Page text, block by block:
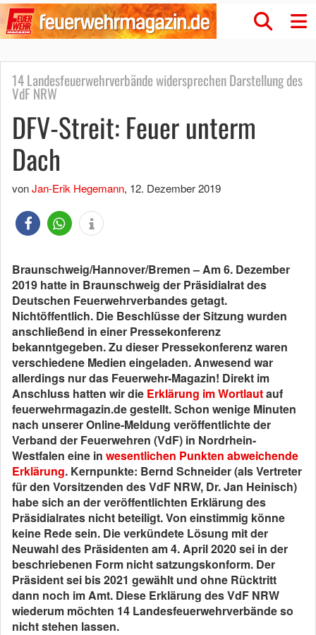
14 Landesfeuerwehrverbände widersprechen Darstellung des
VdF NRW
DFV-Streit: Feuer unterm
Dach
vonJan-Erik Hegemann, 12. Dezember 2019
Braunschweig/Hannover/Bremen – Am 6. Dezember
2019 hatte in Braunschweig der Präsidialrat des
Deutschen Feuerwehrverbandes getagt.
Nichtöffentlich. Die Beschlüsse der Sitzung wurden
anschließend in einer Pressekonferenz
bekanntgegeben. Zu dieser Pressekonferenz waren
verschiedene Medien eingeladen. Anwesend war
allerdings nur das Feuerwehr-Magazin! Direkt im
Anschluss hatten wir die Erklärung im Wortlautauf
feuerwehrmagazin.de gestellt. Schon wenige Minuten
nach unserer Online-Meldung veröffentlichte der
Verband der Feuerwehren (VdF) in Nordrhein-
Westfalen eine in wesentlichen Punkten abweichende
Erklärung. Kernpunkte: Bernd Schneider (als Vertreter
für den Vorsitzenden des VdF NRW, Dr. Jan Heinisch)
habe sich an der veröffentlichten Erklärung des
Präsidialrates nicht beteiligt. Von einstimmig könne
keine Rede sein. Die verkündete Lösung mit der
Neuwahl des Präsidenten am 4. April 2020 sei in der
beschriebenen Form nicht satzungskonform. Der
Präsident sei bis 2021 gewählt und ohne Rücktritt
dann noch im Amt. Diese Erklärung des VdF NRW
wiederum möchten 14 Landesfeuerwehrverbände so
nicht stehen lassen.